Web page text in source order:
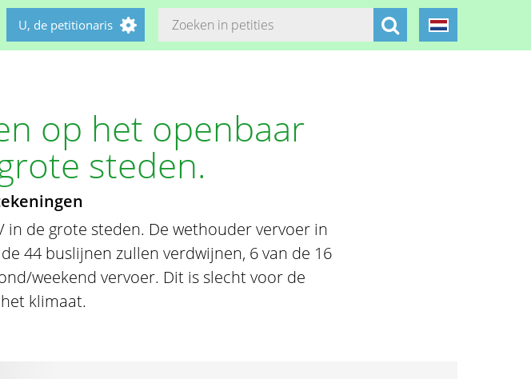
U, de petitionaris
op het openbaar
steden.
de grote steden. De wethouder vervoer in
44 buslijnen zullen verdwijnen, 6 van de 16
weekend vervoer. Dit is slecht voor de
klimaat.